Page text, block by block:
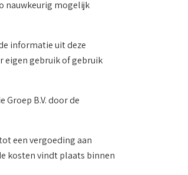
nauwkeurig mogelijk
informatie uit deze
eigen gebruik of gebruik
B.V. door de
een vergoeding aan
kosten vindt plaats binnen